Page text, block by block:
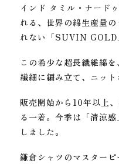
インド タミル・ナード
れる、 世界の綿生産量
れない「SUVIN GOLD
この希少な超長繊維綿
繊細に編み立て、 ニット
販売開始から10年以上
る一着。 今季は「清涼
しました。
鎌倉シャツのマスターピ